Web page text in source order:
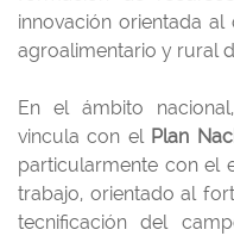
innovación orientada
agroalimentario y rural
En el ámbito
vincula con el Plan
particularmente con el
trabajo, orientado al
tecnificación del